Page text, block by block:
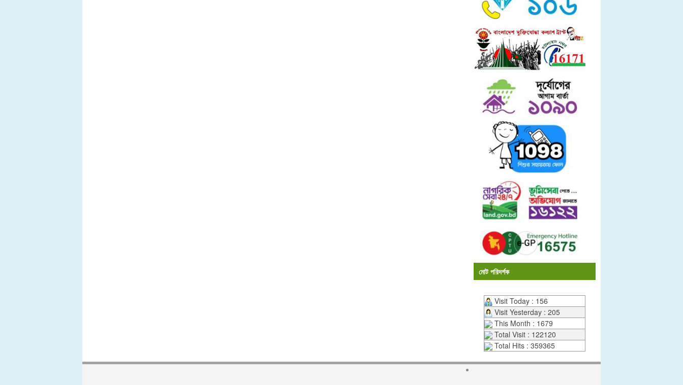
মোট পরিদর্শক
Visit Today : 156
Visit Yesterday : 205
This Month : 1679
Total Visit : 122120
Total Hits : 359365